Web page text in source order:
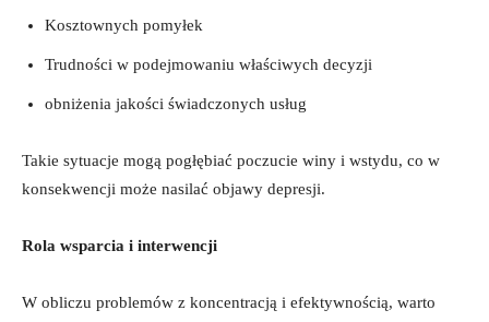
Kosztownych pomyłek
Trudności w ⁣podejmowaniu właściwych decyzji
obniżenia jakości świadczonych usług
Takie⁤ sytuacje mogą pogłębiać poczucie winy i wstydu, co w
konsekwencji może nasilać objawy depresji.
Rola⁣ wsparcia ⁤i interwencji
W obliczu problemów z⁢ koncentracją i‌ efektywnością, warto